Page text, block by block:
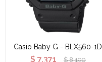
Casio Baby G - BLX560-1D
$ 7.371 $ 8.190